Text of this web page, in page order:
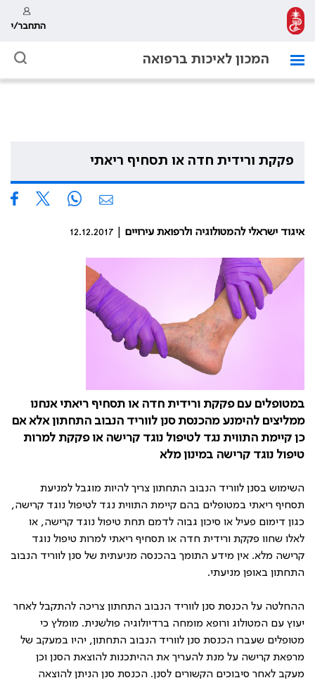
התחבר/י
המכון לאיכות ברפואה
פקקת ורידית חדה או תסחיף ריאתי
איגוד ישראלי להמטולוגיה ולרפואת עירויים
במטופלים עם פקקת ורידית חדה או תסחיף ריאתי אנחנו
ממליצים להימנע מהכנסת סנן לווריד הנבוב התחתון אלא אם
כן קיימת התווית נגד לטיפול נוגד קרישה או פקקת למרות
טיפול נוגד קרישה במינון מלא
השימוש בסנן לווריד הנבוב התחתון צריך להיות מוגבל למניעת
תסחיף ריאתי במטופלים בהם קיימת התווית נגד לטיפול נוגד קרישה,
כגון דימום פעיל או סיכון גבוה לדמם תחת טיפול נוגד קרישה, או
לאלו שחוו פקקת ורידית חדה או תסחיף ריאתי למרות טיפול נוגד
קרישה מלא. אין מידע התומך בהכנסה מניעתית של סנן לווריד הנבוב
התחתון באופן מניעתי.
ההחלטה על הכנסת סנן לווריד הנבוב התחתון צריכה להתקבל לאחר
יעוץ עם המטולוג ורופא מומחה ברדיולוגיה פולשנית. מומלץ כי
מטופלים שעברו הכנסת סנן לווריד הנבוב התחתון, יהיו במעקב של
מרפאת קרישה על מנת להעריך את ההיתכנות להוצאת הסנן וכן
מעקב לאחר סיבוכים הקשורים לסנן. הכנסת סנן הניתן להוצאה